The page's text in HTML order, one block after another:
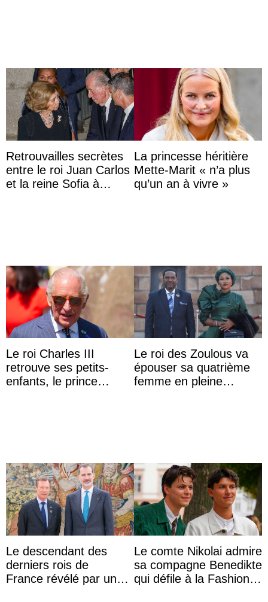
Retrouvailles secrètes
entre le roi Juan Carlos
et la reine Sofia à
La princesse héritière
Mette-Marit « n’a plus
qu’un an à vivre »
Le roi Charles III
retrouve ses petits-
enfants, le prince
Le roi des Zoulous va
épouser sa quatrième
femme en pleine
Le descendant des
derniers rois de
France révélé par un
Le comte Nikolai admire
sa compagne Benedikte
qui défile à la Fashion